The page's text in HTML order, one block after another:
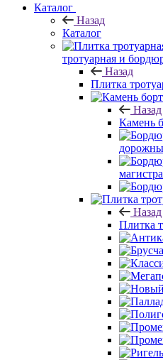
Каталог
Назад
Каталог
тротуарная и
Назад
Плитка
Назад
Камень
Назад
Плитка